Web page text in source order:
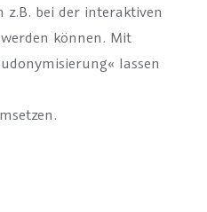
z.B. bei der interaktiven
können. Mit
lassen